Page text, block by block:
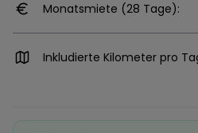
Monatsmiete (28 Tage):
Inkludierte Kilometer pro